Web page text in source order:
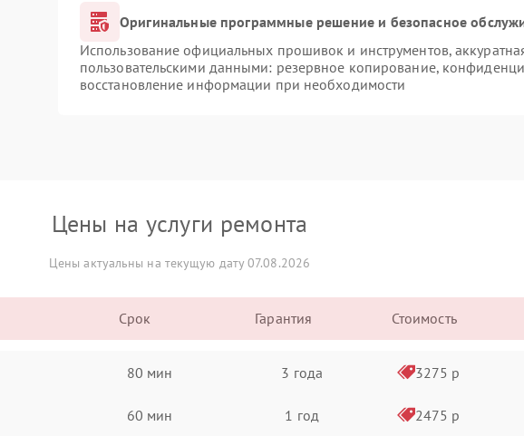
Оригинальные программные решение и безопасное
Использование официальных прошивок и инструментов,
пользовательскими данными: резервное копирование,
восстановление информации при необходимости
Цены на услуги ремонта
Цены актуальны на текущую дату 07.08.2026
Срок Гарантия Стоимость
80 мин 3 года 3275 р
60 мин 1 год 2475 р